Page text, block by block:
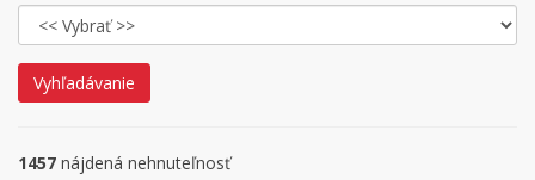
Vyhľadávanie
1457 nájdená nehnuteľnosť